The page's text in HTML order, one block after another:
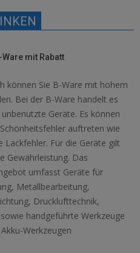
mit Rabatt
können Sie B-Ware mit hohem
Bei der B-Ware handelt es
Geräte. Es können
auftreten wie
Lackfehler. Für die Geräte gilt
Gewährleistung. Das
umfasst Geräte für
Metallbearbeitung,
Drucklufttechnik,
handgeführte Werkzeuge
Werkzeugen